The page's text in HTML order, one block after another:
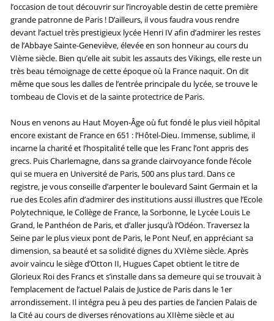
l’occasion de tout découvrir sur l’incroyable destin de cette première
grande patronne de Paris ! D’ailleurs, il vous faudra vous rendre
devant l’actuel très prestigieux lycée Henri IV afin d’admirer les restes
de l’Abbaye Sainte-Geneviève, élevée en son honneur au cours du
VIème siècle. Bien qu’elle ait subit les assauts des Vikings, elle reste un
très beau témoignage de cette époque où la France naquit. On dit
même que sous les dalles de l’entrée principale du lycée, se trouve le
tombeau de Clovis et de la sainte protectrice de Paris.
Nous en venons au Haut Moyen-Âge où fut fondé le plus vieil hôpital
encore existant de France en 651 : l’Hôtel-Dieu. Immense, sublime, il
incarne la charité et l’hospitalité telle que les Franc l’ont appris des
grecs. Puis Charlemagne, dans sa grande clairvoyance fonde l’école
qui se muera en Université de Paris, 500 ans plus tard. Dans ce
registre, je vous conseille d’arpenter le boulevard Saint Germain et la
rue des Ecoles afin d’admirer des institutions aussi illustres que l’Ecole
Polytechnique, le Collège de France, la Sorbonne, le Lycée Louis Le
Grand, le Panthéon de Paris, et d’aller jusqu’à l’Odéon. Traversez la
Seine par le plus vieux pont de Paris, le Pont Neuf, en appréciant sa
dimension, sa beauté et sa solidité dignes du XVIème siècle. Après
avoir vaincu le siège d’Otton II, Hugues Capet obtient le titre de
Glorieux Roi des Francs et s’installe dans sa demeure qui se trouvait à
l’emplacement de l’actuel Palais de Justice de Paris dans le 1er
arrondissement. Il intégra peu à peu des parties de l’ancien Palais de
la Cité au cours de diverses rénovations au XIIème siècle et au